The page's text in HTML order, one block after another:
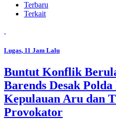
Terbaru
Terkait
Lugas, 11 Jam Lalu
Buntut Konflik
Barends Desak
Kepulauan Aru dan
Provokator